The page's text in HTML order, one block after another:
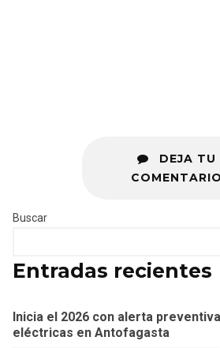
DEJA TU
COMENTARIO
Buscar
Entradas recientes
Inicia el 2026 con alerta
eléctricas en Antofagasta